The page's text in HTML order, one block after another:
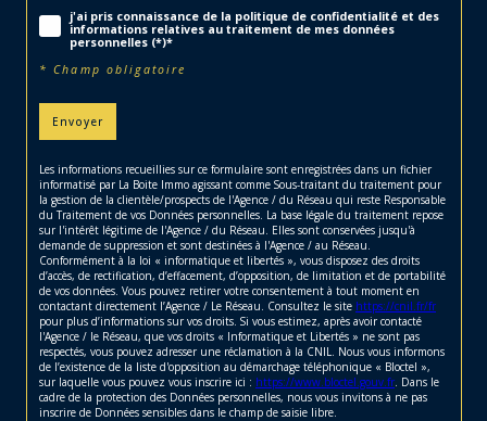
j'ai pris connaissance de la politique de confidentialité et des
informations relatives au traitement de mes données
personnelles (*)*
* Champ obligatoire
Envoyer
Les informations recueillies sur ce formulaire sont enregistrées dans un fichier
informatisé par La Boite Immo agissant comme Sous-traitant du traitement pour
la gestion de la clientèle/prospects de l'Agence / du Réseau qui reste Responsable
du Traitement de vos Données personnelles. La base légale du traitement repose
sur l'intérêt légitime de l'Agence / du Réseau. Elles sont conservées jusqu'à
demande de suppression et sont destinées à l'Agence / au Réseau.
Conformément à la loi « informatique et libertés », vous disposez des droits
d’accès, de rectification, d’effacement, d’opposition, de limitation et de portabilité
de vos données. Vous pouvez retirer votre consentement à tout moment en
contactant directement l’Agence / Le Réseau. Consultez le site https://cnil.fr/fr
pour plus d’informations sur vos droits. Si vous estimez, après avoir contacté
l'Agence / le Réseau, que vos droits « Informatique et Libertés » ne sont pas
respectés, vous pouvez adresser une réclamation à la CNIL. Nous vous informons
de l’existence de la liste d'opposition au démarchage téléphonique « Bloctel »,
sur laquelle vous pouvez vous inscrire ici : https://www.bloctel.gouv.fr . Dans le
cadre de la protection des Données personnelles, nous vous invitons à ne pas
inscrire de Données sensibles dans le champ de saisie libre.